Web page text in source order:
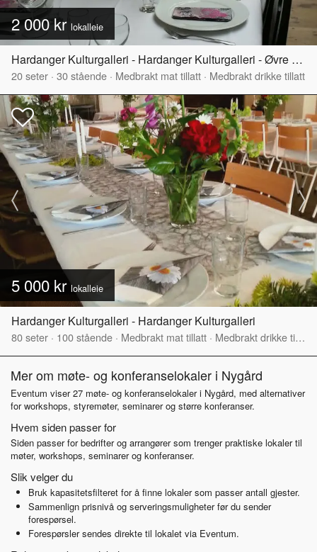
2 000 kr lokalleie
Hardanger Kulturgalleri - Hardanger Kulturgalleri - Øvre del
20seter · 30stående · Medbrakt mat tillatt · Medbrakt drikke tillatt
5 000 krlokalleie
Hardanger Kulturgalleri - Hardanger Kulturgalleri
80seter · 100stående · Medbrakt mat tillatt · Medbrakt drikke tillatt
Mer om møte- og konferanselokaler i Nygård
Eventum viser 27 møte- og konferanselokaler i Nygård, med alternativer
for workshops, styremøter, seminarer og større konferanser.
Hvem siden passer for
Siden passer for bedrifter og arrangører som trenger praktiske lokaler til
møter, workshops, seminarer og konferanser.
Slik velger du
Bruk kapasitetsfilteret for å finne lokaler som passer antall gjester.
Sammenlign prisnivå og serveringsmuligheter før du sender
forespørsel.
Forespørsler sendes direkte til lokalet via Eventum.